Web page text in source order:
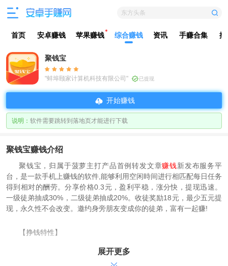
东方头条
首页 安卓赚钱 苹果赚钱 综合赚钱 资讯 手赚合集 排
聚钱宝
"蚌埠颐家计算机科技有限公司" 已提现
开始赚钱
说明： 软件需要跳转到落地页才能进行下载
聚钱宝赚钱介绍
聚钱宝，归属于菠萝主打产品首例转发文章赚钱新发布服务平
台，是一款手机上赚钱的软件,能够利用空闲時间进行相匹配每日任务
得到相对的酬劳。分享价格0.3元，盈利平稳，涨分快，提现迅速。
一级徒弟抽成30%，二级徒弟抽成20%。收徒奖励18元，最少五元提
现，永久性不会改变。邀约身旁朋友变成你的徒弟，富有一起赚!
【挣钱特性】
1.申请注册即送新手大红包，合理点一下价格0.3元，涨分迅速，
适用提交文章内容，每日签到。
展开更多